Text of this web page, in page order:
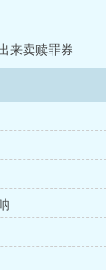
来卖赎罪券